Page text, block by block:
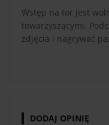
Wstęp na tor jest
towarzyszącymi.
zdjęcia i nagrywać
DODAJ OPINIĘ